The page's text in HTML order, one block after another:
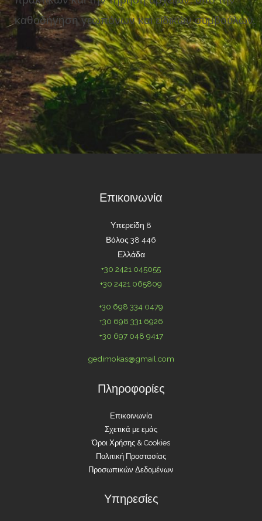
καθοδήγηση γεωπόνων και ειδικών συμβούλων.
Επικοινωνία
Υπερείδη 8
Βόλος 38 446
Ελλάδα
+30 2421 045055
+30 2421 065809
+30 698 334 0479
+30 698 331 6926
+30 697 048 9417
gedimokas@gmail.com
Πληροφορίες
Επικοινωνία
Σχετικά με εμάς
Όροι Χρήσης & Cookies
Πολιτική Προστασίας
Προσωπικών Δεδομένων
Υπηρεσίες